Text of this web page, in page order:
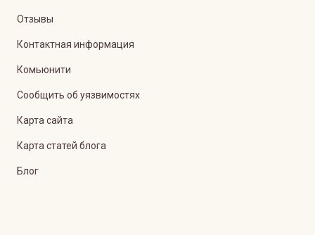
Отзывы
Контактная информация
Комьюнити
Сообщить об уязвимостях
Карта сайта
Карта статей блога
Блог